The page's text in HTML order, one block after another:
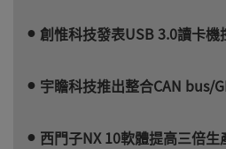
創惟科技發表USB 3.0讀卡機
宇瞻科技推出整合CAN bus/
西門子NX 10軟體提高三倍生